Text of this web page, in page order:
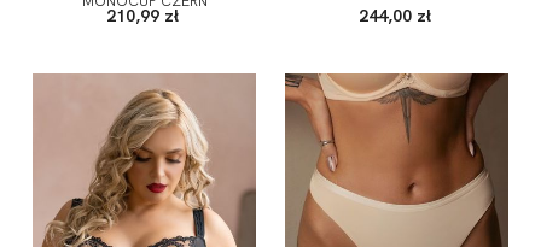
210,99 zł 244,00 zł